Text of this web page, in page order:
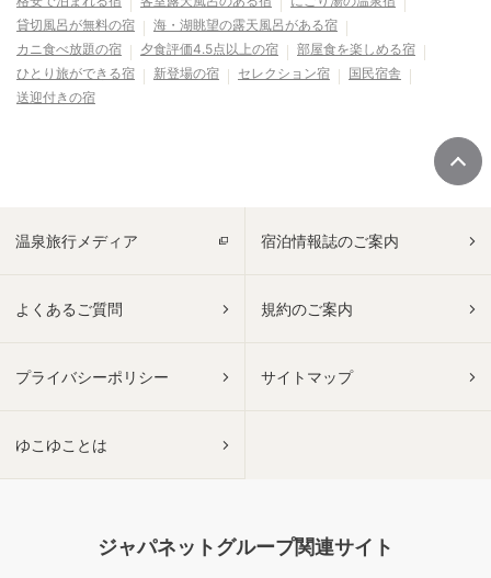
貸切風呂が無料の宿
海・湖眺望の露天風呂がある宿
カニ食べ放題の宿
夕食評価4.5点以上の宿
部屋食を楽しめる宿
ひとり旅ができる宿
新登場の宿 セレクション宿
国民宿舎
送迎付きの宿
温泉旅行メディア 宿泊情報誌のご案内
よくあるご質問 規約のご案内
プライバシーポリシー サイトマップ
ゆこゆことは
ジャパネットグループ関連サイト